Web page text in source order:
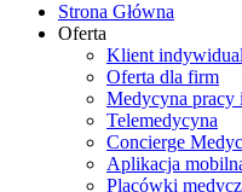
Strona Główna
Oferta
Klient
Oferta dla firm
Medycyna pracy
Telemedycyna
Concierge
Aplikacja
Placówki